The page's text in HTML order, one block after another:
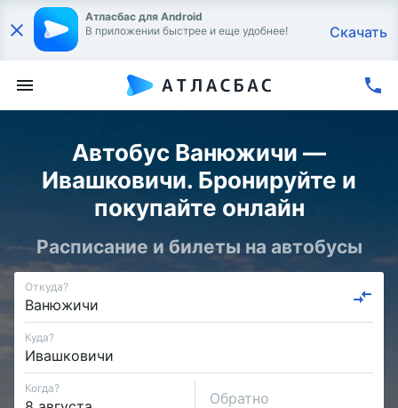
Атласбас для Android
В приложении быстрее и еще удобнее!
Скачать
Автобус Ванюжичи —
Ивашковичи. Бронируйте и
покупайте онлайн
Расписание и билеты на автобусы
Откуда?
Куда?
Когда?
Обратно